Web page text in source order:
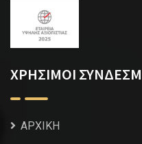
ΧΡΗΣΙΜΟΙ
ΑΡΧΙΚΗ